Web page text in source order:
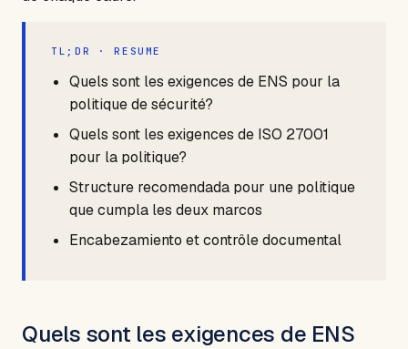
TL;DR · RESUME
Quels sont les exigences de ENS pour la
politique de sécurité?
Quels sont les exigences de ISO 27001
pour la politique?
Structure recomendada pour une politique
que cumpla les deux marcos
Encabezamiento et contrôle documental
Quels sont les exigences de ENS